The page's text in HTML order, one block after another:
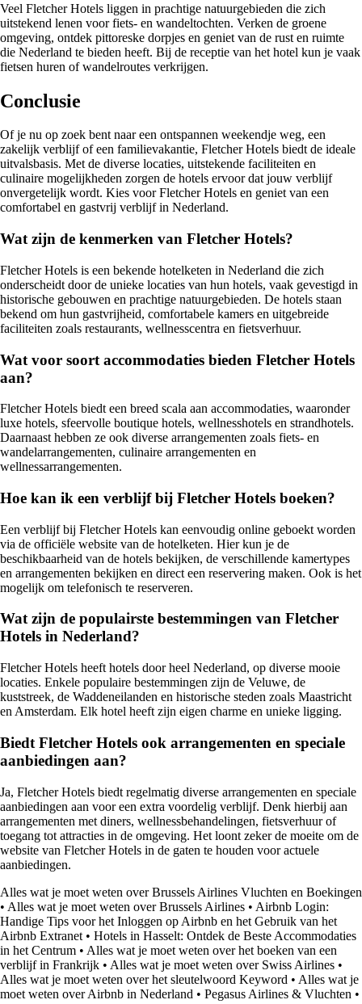
Veel Fletcher Hotels liggen in prachtige natuurgebieden die zich
uitstekend lenen voor fiets- en wandeltochten. Verken de groene
omgeving, ontdek pittoreske dorpjes en geniet van de rust en ruimte
die Nederland te bieden heeft. Bij de receptie van het hotel kun je vaak
fietsen huren of wandelroutes verkrijgen.
Conclusie
Of je nu op zoek bent naar een ontspannen weekendje weg, een
zakelijk verblijf of een familievakantie, Fletcher Hotels biedt de ideale
uitvalsbasis. Met de diverse locaties, uitstekende faciliteiten en
culinaire mogelijkheden zorgen de hotels ervoor dat jouw verblijf
onvergetelijk wordt. Kies voor Fletcher Hotels en geniet van een
comfortabel en gastvrij verblijf in Nederland.
Wat zijn de kenmerken van Fletcher Hotels?
Fletcher Hotels is een bekende hotelketen in Nederland die zich
onderscheidt door de unieke locaties van hun hotels, vaak gevestigd in
historische gebouwen en prachtige natuurgebieden. De hotels staan
bekend om hun gastvrijheid, comfortabele kamers en uitgebreide
faciliteiten zoals restaurants, wellnesscentra en fietsverhuur.
Wat voor soort accommodaties bieden Fletcher Hotels
aan?
Fletcher Hotels biedt een breed scala aan accommodaties, waaronder
luxe hotels, sfeervolle boutique hotels, wellnesshotels en strandhotels.
Daarnaast hebben ze ook diverse arrangementen zoals fiets- en
wandelarrangementen, culinaire arrangementen en
wellnessarrangementen.
Hoe kan ik een verblijf bij Fletcher Hotels boeken?
Een verblijf bij Fletcher Hotels kan eenvoudig online geboekt worden
via de officiële website van de hotelketen. Hier kun je de
beschikbaarheid van de hotels bekijken, de verschillende kamertypes
en arrangementen bekijken en direct een reservering maken. Ook is het
mogelijk om telefonisch te reserveren.
Wat zijn de populairste bestemmingen van Fletcher
Hotels in Nederland?
Fletcher Hotels heeft hotels door heel Nederland, op diverse mooie
locaties. Enkele populaire bestemmingen zijn de Veluwe, de
kuststreek, de Waddeneilanden en historische steden zoals Maastricht
en Amsterdam. Elk hotel heeft zijn eigen charme en unieke ligging.
Biedt Fletcher Hotels ook arrangementen en speciale
aanbiedingen aan?
Ja, Fletcher Hotels biedt regelmatig diverse arrangementen en speciale
aanbiedingen aan voor een extra voordelig verblijf. Denk hierbij aan
arrangementen met diners, wellnessbehandelingen, fietsverhuur of
toegang tot attracties in de omgeving. Het loont zeker de moeite om de
website van Fletcher Hotels in de gaten te houden voor actuele
aanbiedingen.
Alles wat je moet weten over Brussels Airlines Vluchten en Boekingen
• Alles wat je moet weten over Brussels Airlines • Airbnb Login:
Handige Tips voor het Inloggen op Airbnb en het Gebruik van het
Airbnb Extranet • Hotels in Hasselt: Ontdek de Beste Accommodaties
in het Centrum • Alles wat je moet weten over het boeken van een
verblijf in Frankrijk • Alles wat je moet weten over Swiss Airlines •
Alles wat je moet weten over het sleutelwoord Keyword • Alles wat je
moet weten over Airbnb in Nederland • Pegasus Airlines & Vluchten •